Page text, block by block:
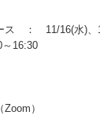
： 11/16(水)、
16:30
）